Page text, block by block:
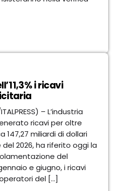
i ricavi
– L’industria
ricavi per oltre
147,27 miliardi di dollari
2026, ha riferito oggi la
del
e giugno, i ricavi
del […]